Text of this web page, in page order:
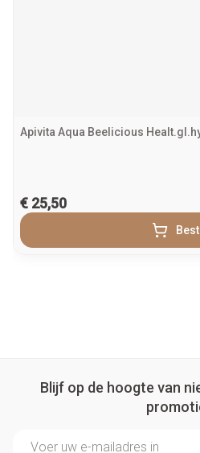
Apivita Aqua Beelicious
€ 25,50
Blijf op de hoogte van